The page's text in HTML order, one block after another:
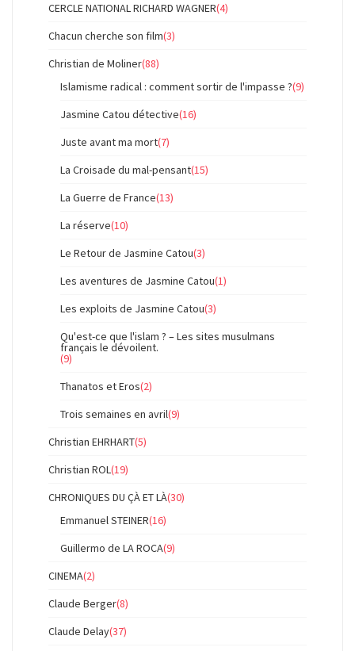
CERCLE NATIONAL RICHARD WAGNER(4)
Chacun cherche son film(3)
Christian de Moliner(88)
Islamisme radical : comment sortir de l'impasse ?(9)
Jasmine Catou détective(16)
Juste avant ma mort(7)
La Croisade du mal-pensant(15)
La Guerre de France(13)
La réserve(10)
Le Retour de Jasmine Catou(3)
Les aventures de Jasmine Catou(1)
Les exploits de Jasmine Catou(3)
Qu'est-ce que l'islam ? – Les sites musulmans
français le dévoilent.
(9)
Thanatos et Eros(2)
Trois semaines en avril(9)
Christian EHRHART(5)
Christian ROL(19)
CHRONIQUES DU ÇÀ ET LÀ(30)
Emmanuel STEINER(16)
Guillermo de LA ROCA(9)
CINEMA(2)
Claude Berger(8)
Claude Delay(37)